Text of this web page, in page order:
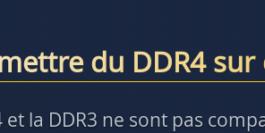
du DDR4 sur
et la DDR3 ne sont pas